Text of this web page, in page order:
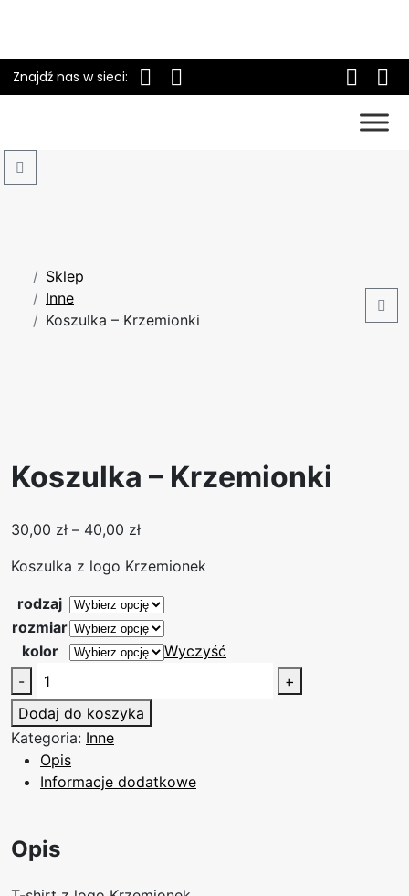
Znajdź nas w sieci:
Sklep
Inne
Koszulka – Krzemionki
Koszulka – Krzemionki
30,00 zł – 40,00 złZ
k
r
e
s
c
n
:
3
Koszulka z logo Krzemionek
rodzaj
rozmiar
kolor
Wyczyść
-
l
o
ś
ć
K
z
+
Dodaj do koszyka
Kategoria: Inne
Opis
Informacje dodatkowe
Opis